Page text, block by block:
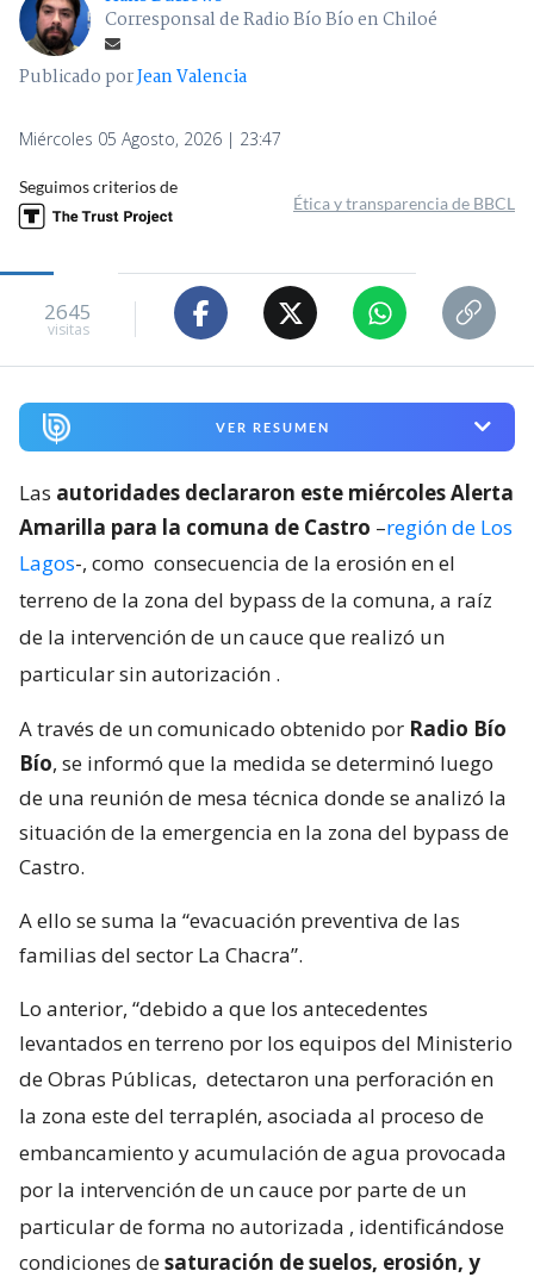
Corresponsal de Radio Bío Bío en Chiloé
Publicado porJean Valencia
Miércoles 05 Agosto, 2026 | 23:47
Seguimos criterios de
Ética y transparencia de BBCL
2645
visitas
VER RESUMEN
Las autoridades declararon este miércoles Alerta
Amarilla para la comuna de Castro –región de Los
Lagos-, como consecuencia de la erosión en el
terreno de la zona del bypass de la comuna, a raíz
de la intervención de un cauce que realizó un
particular sin autorización .
A través de un comunicado obtenido por Radio Bío
Bío, se informó que la medida se determinó luego
de una reunión de mesa técnica donde se analizó la
situación de la emergencia en la zona del bypass de
Castro.
A ello se suma la “evacuación preventiva de las
familias del sector La Chacra”.
Lo anterior, “debido a que los antecedentes
levantados en terreno por los equipos del Ministerio
de Obras Públicas, detectaron una perforación en
la zona este del terraplén, asociada al proceso de
embancamiento y acumulación de agua provocada
por la intervención de un cauce por parte de un
particular de forma no autorizada , identificándose
condiciones desaturación de suelos, erosión, y